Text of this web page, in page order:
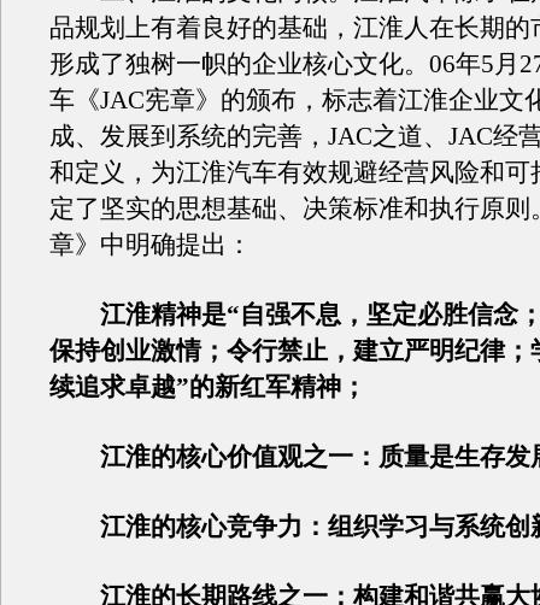
品规划上有着良好的基础，江淮人在长期的
形成了独树一帜的企业核心文化。06年5月
车《JAC宪章》的颁布，标志着江淮企业文
成、发展到系统的完善，JAC之道、JAC经
和定义，为江淮汽车有效规避经营风险和可
定了坚实的思想基础、决策标准和执行原则
章》中明确提出：
江淮精神是“自强不息，坚定必胜信念
保持创业激情；令行禁止，建立严明纪律；
续追求卓越”的新红军精神；
江淮的核心价值观之一：质量是生存发
江淮的核心竞争力：组织学习与系统创
江淮的长期路线之一：构建和谐共赢大